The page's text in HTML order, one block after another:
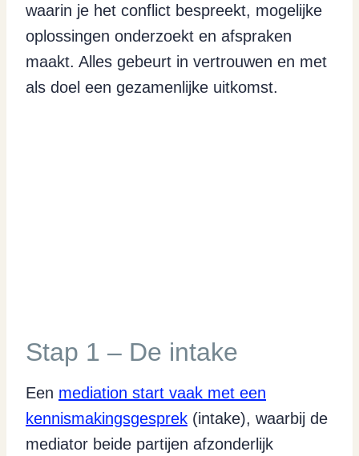
waarin je het conflict bespreekt, mogelijke
oplossingen onderzoekt en afspraken
maakt. Alles gebeurt in vertrouwen en met
als doel een gezamenlijke uitkomst.
Stap 1 – De intake
Een mediation start vaak met een
kennismakingsgesprek (intake), waarbij de
mediator beide partijen afzonderlijk